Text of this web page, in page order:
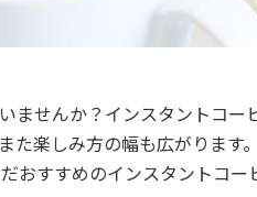
ませんか？インスタントコー
楽しみ方の幅も広がります
おすすめのインスタントコー